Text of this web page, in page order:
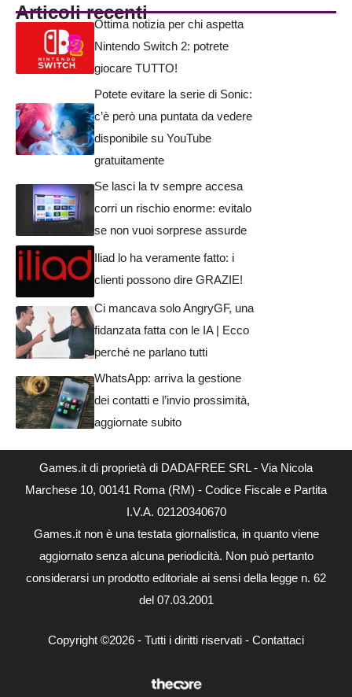
Articoli recenti
Ottima notizia per chi aspetta
Nintendo Switch 2: potrete
giocare TUTTO!
Potete evitare la serie di Sonic:
c’è però una puntata da vedere
disponibile su YouTube
gratuitamente
Se lasci la tv sempre accesa
corri un rischio enorme: evitalo
se non vuoi sorprese assurde
Iliad lo ha veramente fatto: i
clienti possono dire GRAZIE!
Ci mancava solo AngryGF, una
fidanzata fatta con le IA | Ecco
perché ne parlano tutti
WhatsApp: arriva la gestione
dei contatti e l’invio prossimità,
aggiornate subito
Games.it di proprietà di DADAFREE SRL - Via Nicola
Marchese 10, 00141 Roma (RM) - Codice Fiscale e Partita
I.V.A. 02120340670
Games.it non è una testata giornalistica, in quanto viene
aggiornato senza alcuna periodicità. Non può pertanto
considerarsi un prodotto editoriale ai sensi della legge n. 62
del 07.03.2001
Copyright ©2026 - Tutti i diritti riservati - Contattaci